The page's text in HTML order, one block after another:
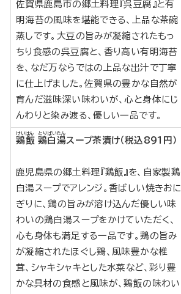
佐賀県鹿島市の郷土料理『呉豆腐』と有
明海苔の風味を堪能できる、上品な茶碗
蒸しです。大豆の旨みが凝縮されたもっ
ちり食感の呉豆腐と、香り高い有明海苔
を、なだ万ならではの上品な出汁で丁寧
に仕上げました。佐賀県の豊かな自然が
育んだ滋味深い味わいが、心と身体にじ
んわりと染み渡る、優しい一品です。
鶏飯
けいはん
鶏白湯
とりぱいたん
スープ茶漬け（税込891円）
鹿児島県の郷土料理『鶏飯』を、自家製鶏
白湯スープでアレンジ。香ばしい焼きおに
ぎりに、鶏の旨みが溶け込んだ優しい味
わいの鶏白湯スープをかけていただく、
心も身体も満足する一品です。鶏の旨み
が凝縮されたほぐし鶏、風味豊かな椎
茸、シャキシャキとした水菜など、彩り豊
かな具材の食感と風味が、鶏飯の味わい